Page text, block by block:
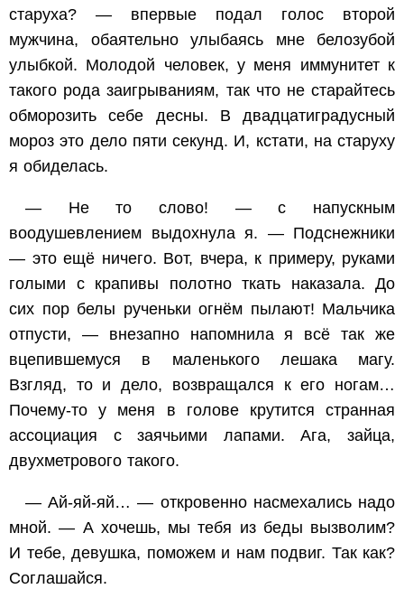
старуха? — впервые подал голос второй
мужчина, обаятельно улыбаясь мне белозубой
улыбкой. Молодой человек, у меня иммунитет к
такого рода заигрываниям, так что не старайтесь
обморозить себе десны. В двадцатиградусный
мороз это дело пяти секунд. И, кстати, на старуху
я обиделась.
— Не то слово! — с напускным
воодушевлением выдохнула я. — Подснежники
— это ещё ничего. Вот, вчера, к примеру, руками
голыми с крапивы полотно ткать наказала. До
сих пор белы рученьки огнём пылают! Мальчика
отпусти, — внезапно напомнила я всё так же
вцепившемуся в маленького лешака магу.
Взгляд, то и дело, возвращался к его ногам…
Почему-то у меня в голове крутится странная
ассоциация с заячьими лапами. Ага, зайца,
двухметрового такого.
— Ай-яй-яй… — откровенно насмехались надо
мной. — А хочешь, мы тебя из беды вызволим?
И тебе, девушка, поможем и нам подвиг. Так как?
Соглашайся.